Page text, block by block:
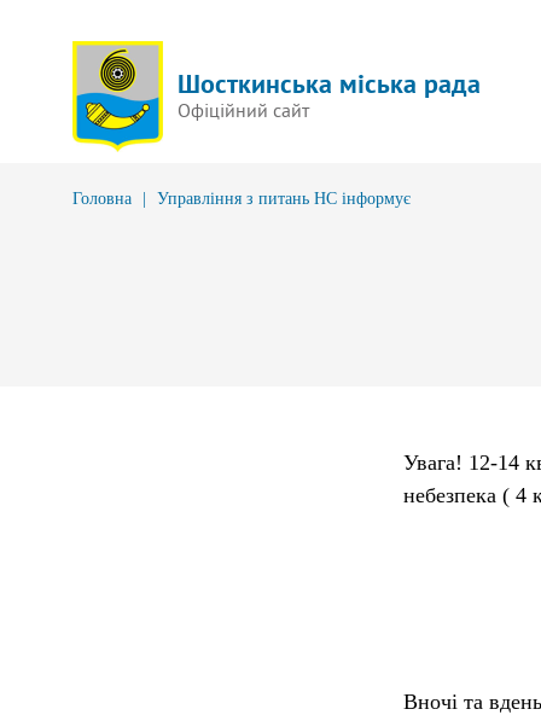
Шосткинська міська рада
Офіційний сайт
Головна Управління з питань НС інформує
Увага! 12-14
небезпека ( 4
Вночі та